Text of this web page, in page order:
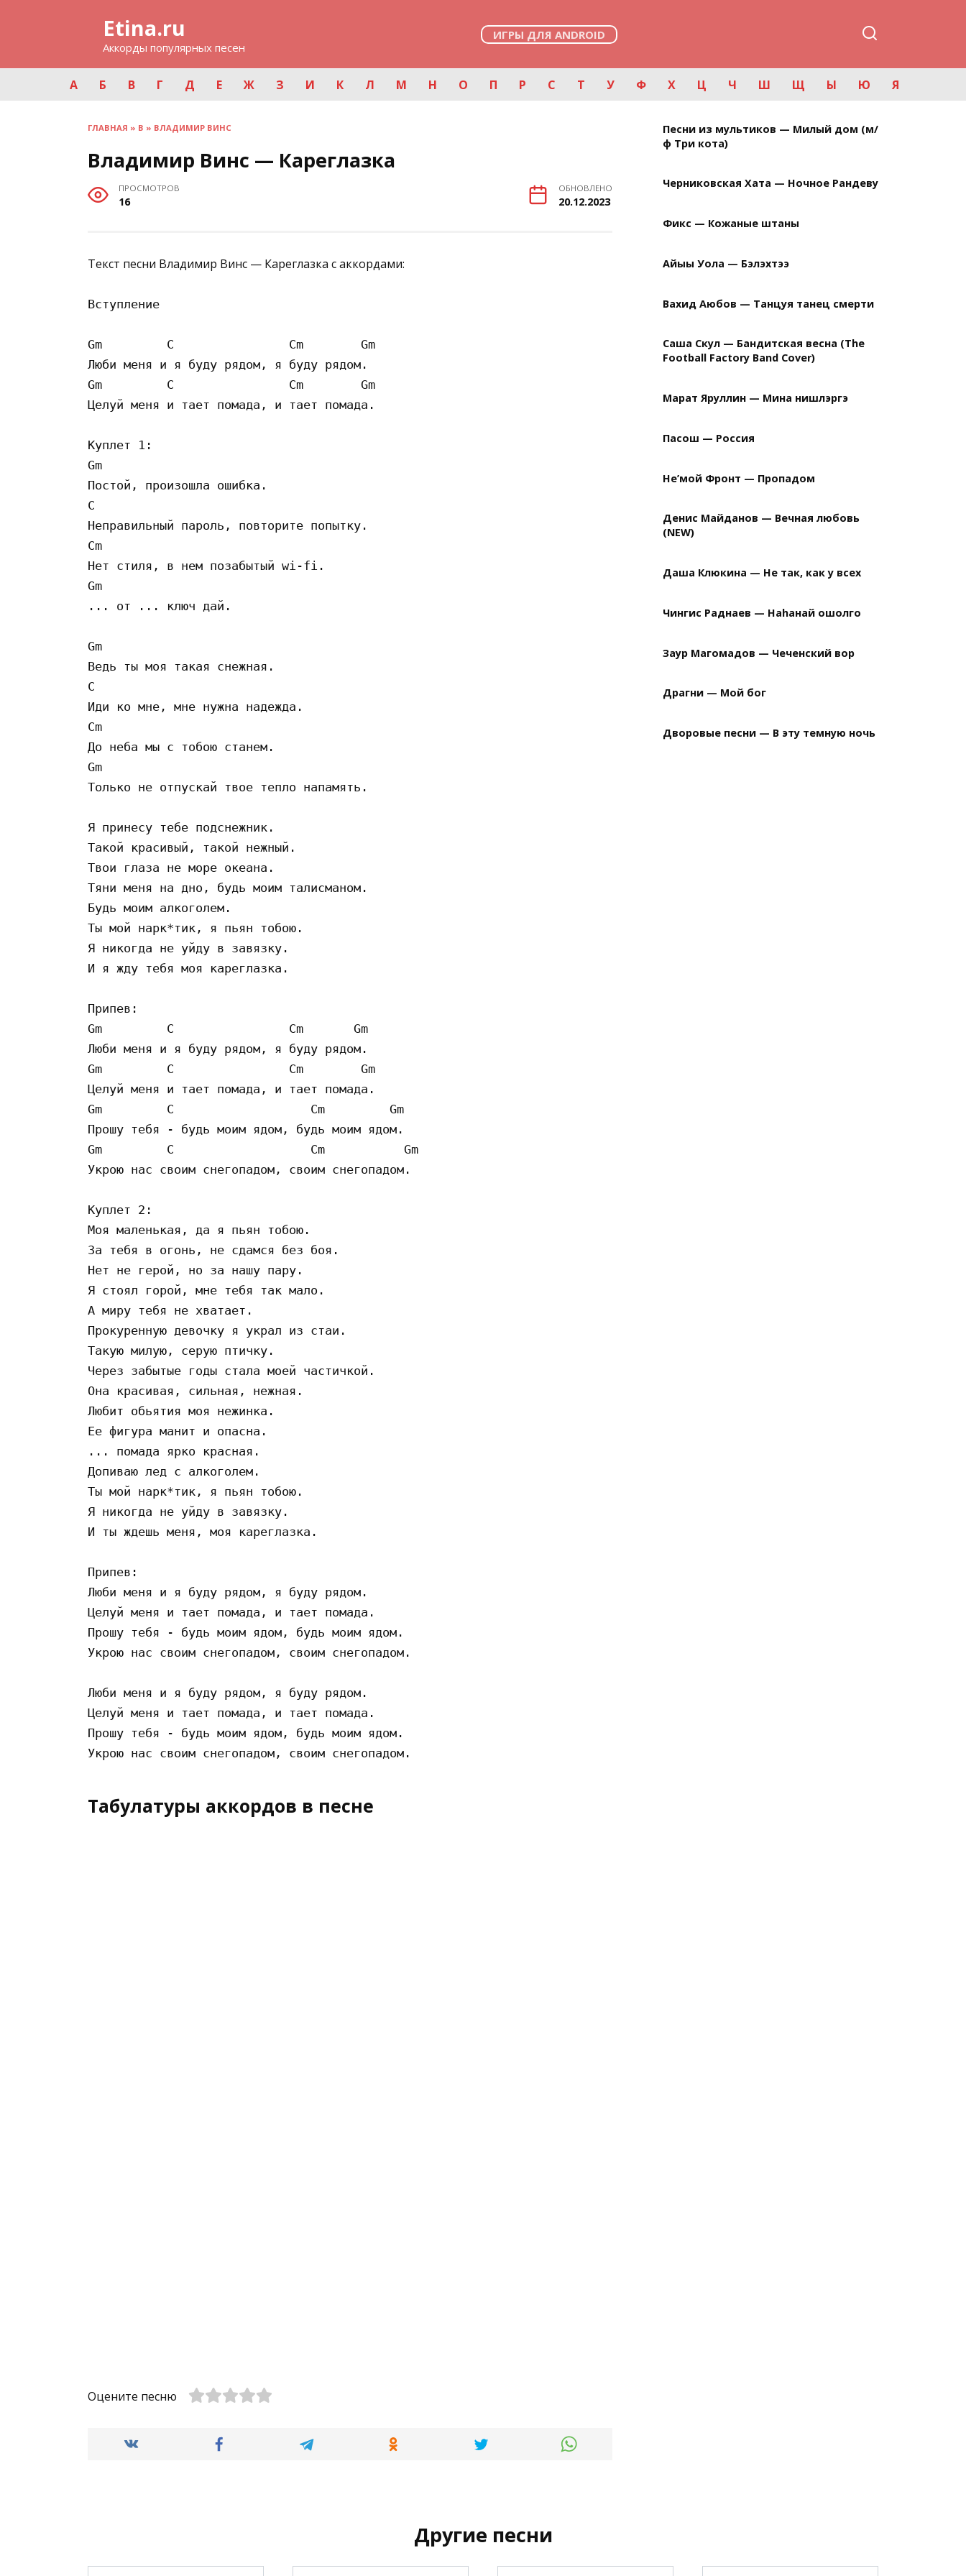
Etina.ru
Аккорды популярных песен
ИГРЫ ДЛЯ ANDROID
А Б В Г Д Е Ж З И К Л М Н О П Р С Т У Ф Х Ц Ч Ш Щ Ы Ю Я
ГЛАВНАЯ » В » ВЛАДИМИР ВИНС
Владимир Винс — Кареглазка
ПРОСМОТРОВ
16
ОБНОВЛЕНО
20.12.2023
Текст песни Владимир Винс — Кареглазка с аккордами:
Вступление
Gm         C                Cm        Gm
Люби меня и я буду рядом, я буду рядом.
Gm         C                Cm        Gm
Целуй меня и тает помада, и тает помада.
Куплет 1:
Gm
Постой, произошла ошибка.
C
Неправильный пароль, повторите попытку.
Cm
Нет стиля, в нем позабытый wi-fi.
Gm
... от ... ключ дай.
Gm
Ведь ты моя такая снежная.
C
Иди ко мне, мне нужна надежда.
Cm
До неба мы с тобою станем.
Gm
Только не отпускай твое тепло напамять.
Я принесу тебе подснежник.
Такой красивый, такой нежный.
Твои глаза не море океана.
Тяни меня на дно, будь моим талисманом.
Будь моим алкоголем.
Ты мой нарк*тик, я пьян тобою.
Я никогда не уйду в завязку.
И я жду тебя моя кареглазка.
Припев:
Gm         C                Cm       Gm
Люби меня и я буду рядом, я буду рядом.
Gm         C                Cm        Gm
Целуй меня и тает помада, и тает помада.
Gm         C                   Cm         Gm
Прошу тебя - будь моим ядом, будь моим ядом.
Gm         C                   Cm           Gm
Укрою нас своим снегопадом, своим снегопадом.
Куплет 2:
Моя маленькая, да я пьян тобою.
За тебя в огонь, не сдамся без боя.
Нет не герой, но за нашу пару.
Я стоял горой, мне тебя так мало.
А миру тебя не хватает.
Прокуренную девочку я украл из стаи.
Такую милую, серую птичку.
Через забытые годы стала моей частичкой.
Она красивая, сильная, нежная.
Любит обьятия моя нежинка.
Ее фигура манит и опасна.
... помада ярко красная.
Допиваю лед с алкоголем.
Ты мой нарк*тик, я пьян тобою.
Я никогда не уйду в завязку.
И ты ждешь меня, моя кареглазка.
Припев:
Люби меня и я буду рядом, я буду рядом.
Целуй меня и тает помада, и тает помада.
Прошу тебя - будь моим ядом, будь моим ядом.
Укрою нас своим снегопадом, своим снегопадом.
Люби меня и я буду рядом, я буду рядом.
Целуй меня и тает помада, и тает помада.
Прошу тебя - будь моим ядом, будь моим ядом.
Табулатуры аккордов в песне
Оцените песню
Песни из мультиков — Милый дом (м/
ф Три кота)
Черниковская Хата — Ночное Рандеву
Фикс — Кожаные штаны
Айыы Уола — Бэлэхтээ
Вахид Аюбов — Танцуя танец смерти
Саша Скул — Бандитская весна (The
Football Factory Band Cover)
Марат Яруллин — Мина нишлэргэ
Пасош — Россия
Не’мой Фронт — Пропадом
Денис Майданов — Вечная любовь
(NEW)
Даша Клюкина — Не так, как у всех
Чингис Раднаев — Наhанай ошолго
Заур Магомадов — Чеченский вор
Драгни — Мой бог
Дворовые песни — В эту темную ночь
Другие песни